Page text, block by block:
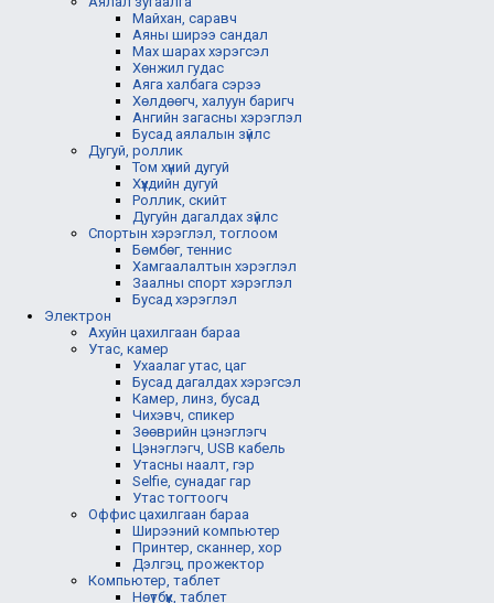
Майхан, саравч
Аяны ширээ сандал
Мах шарах хэрэгсэл
Хөнжил гудас
Аяга халбага сэрээ
Хөлдөөгч, халуун баригч
Ангийн загасны хэрэглэл
Бусад аялалын зүйлс
Дугуй, роллик
Том хүний дугуй
Хүүхдийн дугуй
Роллик, скийт
Дугуйн дагалдах зүйлс
Спортын хэрэглэл, тоглоом
Бөмбөг, теннис
Хамгаалалтын хэрэглэл
Заалны спорт хэрэглэл
Бусад хэрэглэл
Электрон
Ахуйн цахилгаан бараа
Утас, камер
Ухаалаг утас, цаг
Бусад дагалдах хэрэгсэл
Камер, линз, бусад
Чихэвч, спикер
Зөөврийн цэнэглэгч
Цэнэглэгч, USB кабель
Утасны наалт, гэр
Selfie, сунадаг гар
Утас тогтоогч
Оффис цахилгаан бараа
Ширээний компьютер
Принтер, сканнер, хор
Дэлгэц, прожектор
Компьютер, таблет
Нөүтбүүк, таблет